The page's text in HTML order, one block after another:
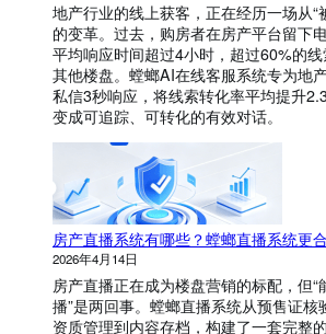
地产行业的线上获客，正在经历一场从“
的变革。过去，购房者在房产平台留下
平均响应时间超过4小时，超过60%的
其他楼盘。螳螂AI在线客服系统专为地
私信3秒响应，将线索转化率平均提升
变成可追踪、可转化的有效对话。
房产直播系统有哪些？螳螂直播系统更
2026年4月14日
房产直播正在成为楼盘营销的标配，但“
播”是两回事。螳螂直播系统从预售证
资质管理到内容存档，构建了一套完整